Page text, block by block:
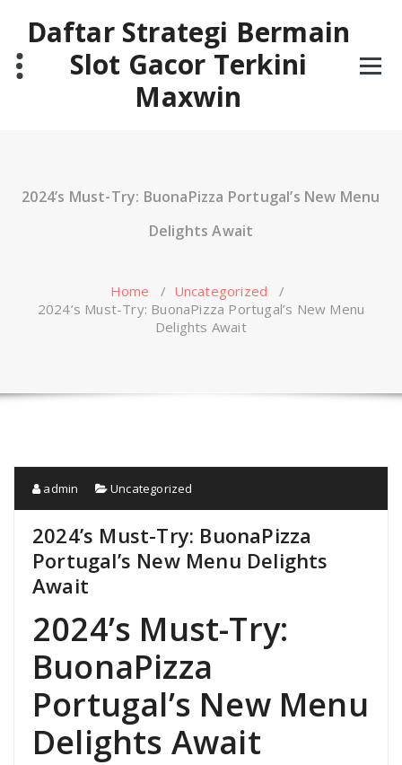
contentDaftar Strategi Bermain
Slot Gacor Terkini
Maxwin
2024’s Must-Try: BuonaPizza Portugal’s New Menu
Delights Await
Home / Uncategorized /
2024’s Must-Try: BuonaPizza Portugal’s New Menu
Delights Await
admin Uncategorized
2024’s Must-Try: BuonaPizza
Portugal’s New Menu Delights
Await
2024’s Must-Try:
BuonaPizza
Portugal’s New Menu
Delights Await